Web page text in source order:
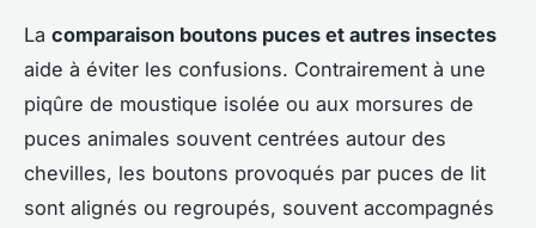
La comparaison boutons puces et autres insectes
aide à éviter les confusions. Contrairement à une
piqûre de moustique isolée ou aux morsures de
puces animales souvent centrées autour des
chevilles, les boutons provoqués par puces de lit
sont alignés ou regroupés, souvent accompagnés